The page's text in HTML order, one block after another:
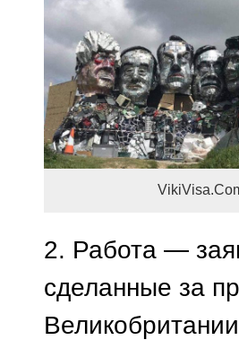
2. Работа —
сделанные за
Великобритании